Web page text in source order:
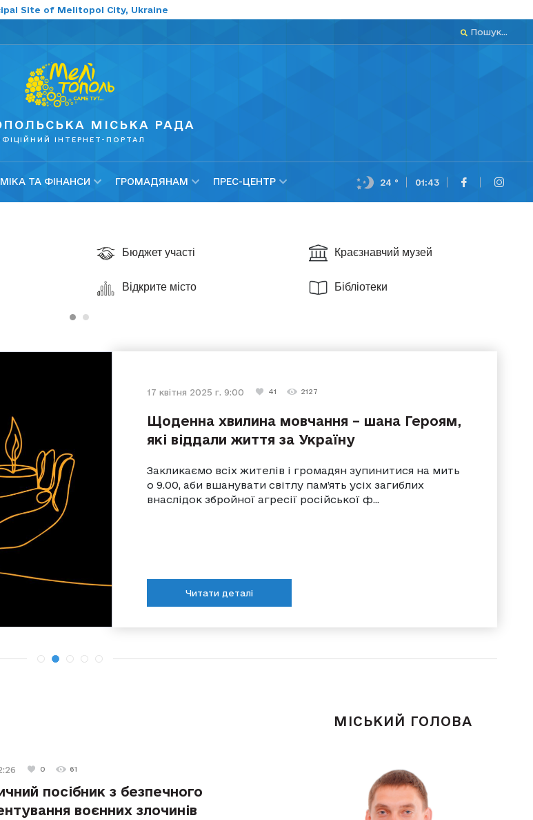
Site of Melitopol City, Ukraine
Пошук...
МІСЬКА РАДА
ІНТЕРНЕТ-ПОРТАЛ
ТА ФІНАНСИ ГРОМАДЯНАМ ПРЕС-ЦЕНТР 24 ° 01:43
Бюджет участі
Відкрите місто
Краєзнавчий музей
Бібліотеки
23 травня 2025 г. 11:10
17 квітня 2025 г. 9:00 41 2127
Щоденна хвилина мовчання – шана Героям,
які віддали життя за Україну
Закликаємо всіх жителів і громадян зупинитися на мить
о 9.00, аби вшанувати світлу пам’ять усіх загиблих
внаслідок збройної агресії російської ф...
Читати деталі
27 травня 2023 г. 9:35
18 березня 2023 г. 11:08
25 лютого 2023 г. 11:00
0 61
посібник з безпечного
воєнних злочинів
МІСЬКИЙ ГОЛОВА